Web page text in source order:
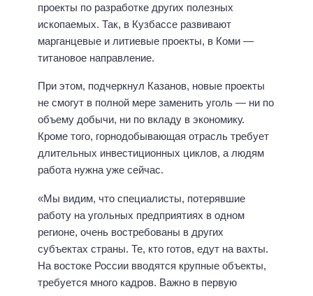
проекты по разработке других полезных
ископаемых. Так, в Кузбассе развивают
марганцевые и литиевые проекты, в Коми —
титановое направление.
При этом, подчеркнул Казанов, новые проекты
не смогут в полной мере заменить уголь — ни по
объему добычи, ни по вкладу в экономику.
Кроме того, горнодобывающая отрасль требует
длительных инвестиционных циклов, а людям
работа нужна уже сейчас.
«Мы видим, что специалисты, потерявшие
работу на угольных предприятиях в одном
регионе, очень востребованы в других
субъектах страны. Те, кто готов, едут на вахты.
На востоке России вводятся крупные объекты,
требуется много кадров. Важно в первую